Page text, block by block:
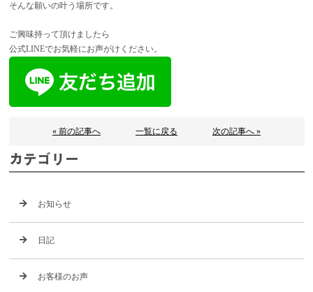
そんな願いの叶う場所です。
ご興味持って頂けましたら
公式LINEでお気軽にお声がけください。
« 前の記事へ 一覧に戻る 次の記事へ »
カテゴリー
お知らせ
日記
お客様のお声